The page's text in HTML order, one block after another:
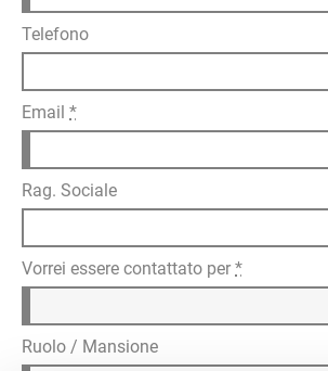
Telefono
Email *
Rag. Sociale
Vorrei essere contattato per *
Ruolo / Mansione